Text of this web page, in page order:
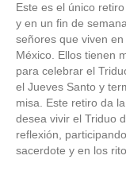
Este es el único
y en un fin de
señores que viven en
México. Ellos tienen
para celebrar el
el Jueves Santo y
misa. Este retiro da
desea vivir el Triduo
reflexión,
sacerdote y en los